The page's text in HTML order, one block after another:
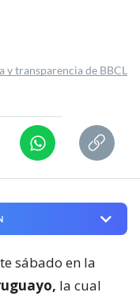
y transparencia de BBCL
sábado en la
la cual